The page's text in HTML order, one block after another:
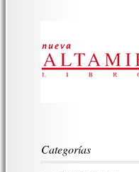
Categorías